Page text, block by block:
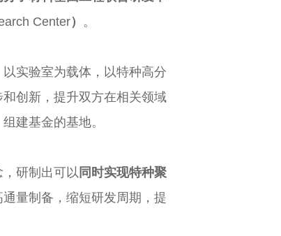
Center） 。
实验室为载体，以特种高分
创新，提升双方在相关领域
建基金的基地。
研制出可以 同时实现特种聚
通量制备，缩短研发周期，提